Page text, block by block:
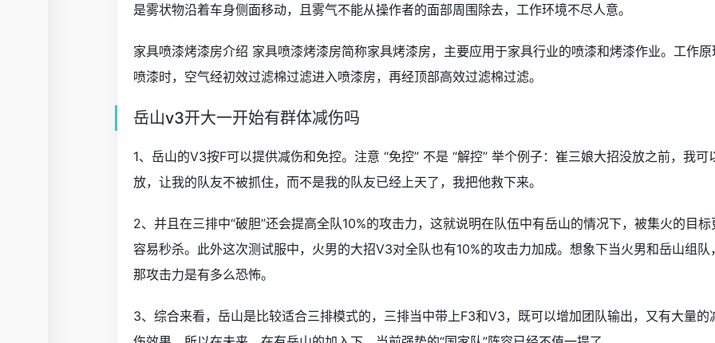
是雾状物沿着车身侧面移动，且雾气不能从操作者的面部周围除去，工作环境不尽人意。
家具喷漆烤漆房介绍 家具喷漆烤漆房简称家具烤漆房，主要应用于家具行业的喷漆和烤漆作业。工作原
喷漆时，空气经初效过滤棉过滤进入喷漆房，再经顶部高效过滤棉过滤。
岳山v3开大一开始有群体减伤吗
1、岳山的V3按F可以提供减伤和免控。注意 “免控” 不是 “解控” 举个例子：崔三娘大招没放之前，我可
放，让我的队友不被抓住，而不是我的队友已经上天了，我把他救下来。
2、并且在三排中“破胆”还会提高全队10%的攻击力，这就说明在队伍中有岳山的情况下，被集火的目标
容易秒杀。此外这次测试服中，火男的大招V3对全队也有10%的攻击力加成。想象下当火男和岳山组队，
那攻击力是有多么恐怖。
3、综合来看，岳山是比较适合三排模式的，三排当中带上F3和V3，既可以增加团队输出，又有大量的